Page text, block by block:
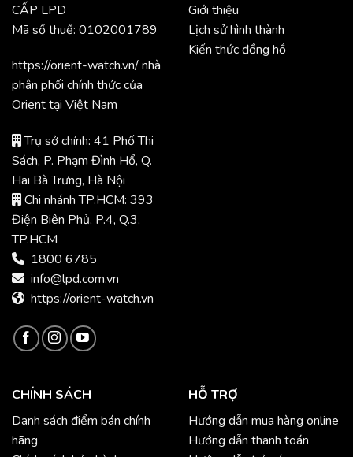
CẤP LPD
Mã số thuế: 0102001789
https://orient-watch.vn/ nhà
phân phối chính thức của
Orient tại Việt Nam
Trụ sở chính: 41 Phố Thi
Sách, P. Phạm Đình Hổ, Q.
Hai Bà Trưng, Hà Nội
Chi nhánh TP.HCM: 393
Điện Biên Phủ, P.4, Q.3,
TP.HCM
1800 6785
info@lpd.com.vn
https://orient-watch.vn
Giới thiệu
Lịch sử hình thành
Kiến thức đồng hồ
CHÍNH SÁCH
Danh sách điểm bán chính
hãng
HỖ TRỢ
Hướng dẫn mua hàng online
Hướng dẫn thanh toán